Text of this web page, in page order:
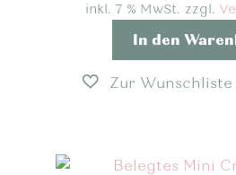
inkl. 7 % MwSt. zzgl.
In den